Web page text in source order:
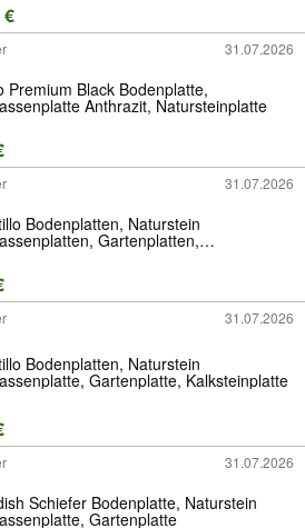
€
31.07.2026
Premium Black Bodenplatte,
Anthrazit, Natursteinplatte
31.07.2026
Bodenplatten, Naturstein
Gartenplatten,
31.07.2026
Bodenplatten, Naturstein
Gartenplatte, Kalksteinplatte
31.07.2026
Schiefer Bodenplatte, Naturstein
Gartenplatte